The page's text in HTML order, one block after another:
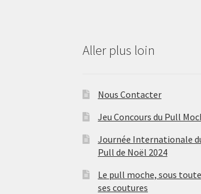
Aller plus loin
Nous Contacter
Jeu Concours du Pull
Journée Internationale
Pull de Noël 2024
Le pull moche, sous
ses coutures